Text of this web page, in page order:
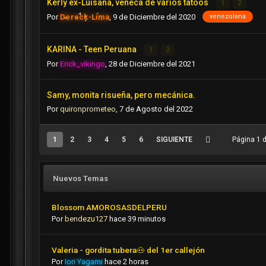
Kerly ex-Luisana, veneca de varios tatoos 1 2
Por Dereck-Lima, 9 de Diciembre del 2020 venezolana
KARINA - Teen Peruana 1 2
PorErick_vikingo 28 de Diciembre del 2021
Samy, monita risueña, pero mecánica.
Porquironprometeo 7 de Agosto del 2022
1 2 3 4 5 6 SIGUIENTE Página 1
Nuevos Temas
Blossom AMOROSASDELPERU
Porbendezu127 hace 39 minutos
Valeria - gordita tubera🐽 del 1er callejón
PorIori Yagami hace 2 horas